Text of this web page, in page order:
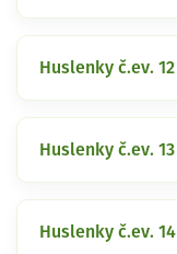
Huslenky č.ev. 12
Huslenky č.ev. 13
Huslenky č.ev. 14